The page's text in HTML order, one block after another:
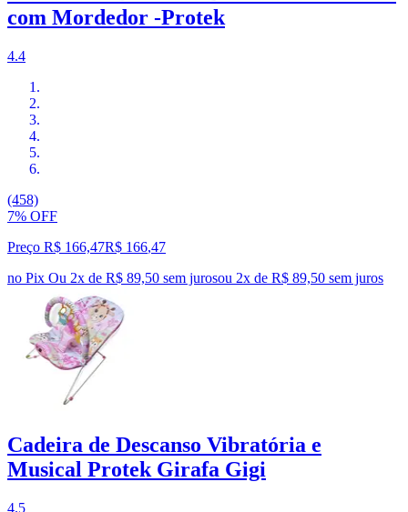
com Mordedor -Protek
4.4
(458)
7% OFF
Preço R$ 166,47R$ 166,47
no Pix Ou 2x de R$ 89,50 sem jurosou 2x de R$ 89,50 sem juros
Cadeira de Descanso Vibratória e
Musical Protek Girafa Gigi
4.5